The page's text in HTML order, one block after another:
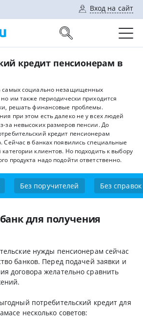
Вход на сайт
кредит пенсионерам в
самых социально незащищенных
им также периодически приходится
решать финансовые проблемы.
при этом есть далеко не у всех людей
за невысоких размеров пенсии. До
кредит пенсионерам
Сейчас в банках появились специальные
клиентов. Но подходить к выбору
продукта надо подойти ответственно.
Без поручителей Без справок
для получения
нужды пенсионерам сейчас
банков. Перед подачей заявки и
договора желательно сравнить
потребительский кредит для
несколько советов: